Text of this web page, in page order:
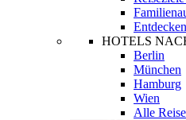
HOTELS
Berlin
München
Hamburg
Wien
Alle